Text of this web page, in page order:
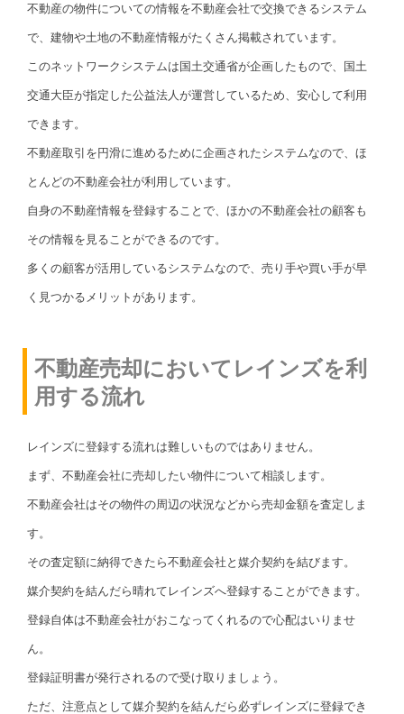
不動産の物件についての情報を不動産会社で交換できるシステム
で、建物や土地の不動産情報がたくさん掲載されています。
このネットワークシステムは国土交通省が企画したもので、国土
交通大臣が指定した公益法人が運営しているため、安心して利用
できます。
不動産取引を円滑に進めるために企画されたシステムなので、ほ
とんどの不動産会社が利用しています。
自身の不動産情報を登録することで、ほかの不動産会社の顧客も
その情報を見ることができるのです。
多くの顧客が活用しているシステムなので、売り手や買い手が早
く見つかるメリットがあります。
不動産売却においてレインズを利
用する流れ
レインズに登録する流れは難しいものではありません。
まず、不動産会社に売却したい物件について相談します。
不動産会社はその物件の周辺の状況などから売却金額を査定しま
す。
その査定額に納得できたら不動産会社と媒介契約を結びます。
媒介契約を結んだら晴れてレインズへ登録することができます。
登録自体は不動産会社がおこなってくれるので心配はいりませ
ん。
登録証明書が発行されるので受け取りましょう。
ただ、注意点として媒介契約を結んだら必ずレインズに登録でき